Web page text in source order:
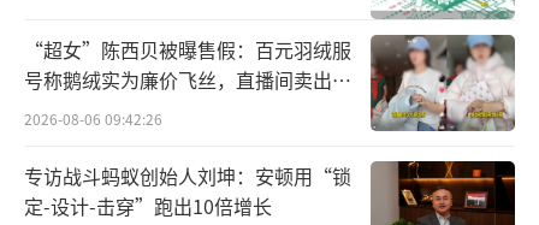
中国食企出海“瞄”上了美国市场
作为世界上经济最发达的国家之一，美国
的国民收入水平普遍较高，且更愿意为更好的
产品、更好的服务和更好的体验买单。
“超女”陈西贝被曝售假：百元羽绒服
号称鹅绒实为廉价飞丝，直播间卖出超
百万元
2026-08-06 09:42:26
专访战斗蚂蚁创始人刘坤：安顿用“锁
定-设计-击穿”跑出10倍增长